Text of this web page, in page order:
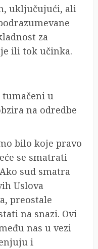
uključujući, ali
za
ili tok učinka.
tumačeni u
na odredbe
bilo koje pravo
se smatrati
sud smatra
Uslova
preostale
na snazi. Ovi
nas u vezi
i